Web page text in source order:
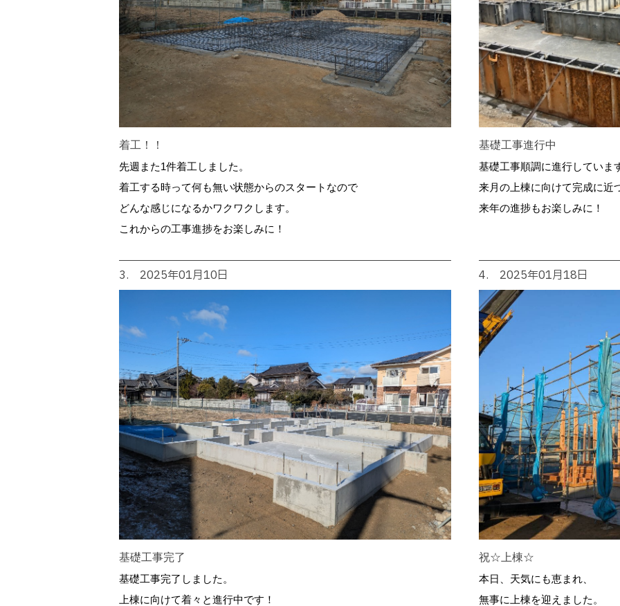
着工！！
先週また1件着工しました。
着工する時って何も無い状態からのスタートなので
どんな感じになるかワクワクします。
これからの工事進捗をお楽しみに！
基礎工事進行中
基礎工事順調に進行していま
来月の上棟に向けて完成に近
来年の進捗もお楽しみに！
3. 2025年01月10日
基礎工事完了
基礎工事完了しました。
上棟に向けて着々と進行中です！
4. 2025年01月18日
祝☆上棟☆
本日、天気にも恵まれ、
無事に上棟を迎えました。